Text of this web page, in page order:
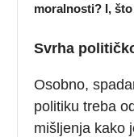
moralnosti? I,
Svrha
Osobno,
politiku treba
mišljenja kako